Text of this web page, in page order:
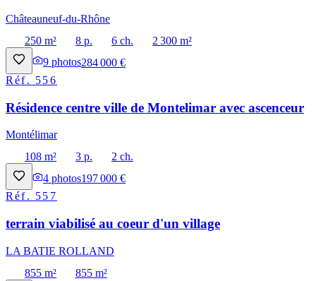
Châteauneuf-du-Rhône
250 m²
8 p. 6 ch.
2 300 m²
9 photos284 000 €
Réf. 556
Résidence centre ville de Montelimar avec ascenceur
Montélimar
108 m²
3 p.
2 ch.
4 photos197 000 €
Réf. 557
terrain viabilisé au coeur d'un village
LA BATIE ROLLAND
855 m²
855 m²